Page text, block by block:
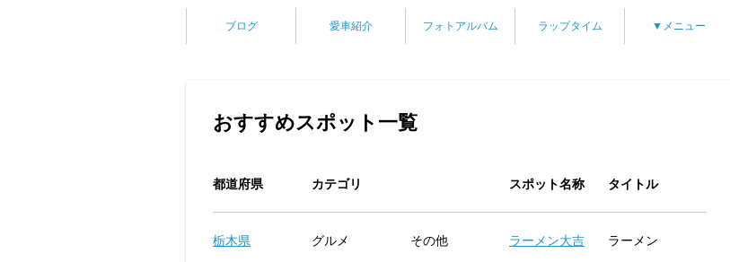
ブログ 愛車紹介 フォトアルバム ラップタイム ▼メニュー
おすすめスポット一覧
都道府県 カテゴリ スポット名称 タイトル
栃木県 グルメ その他 ラーメン大吉 ラーメン